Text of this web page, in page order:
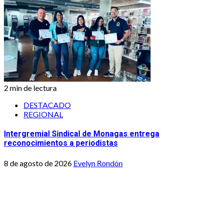
2 min de lectura
DESTACADO
REGIONAL
Intergremial Sindical de Monagas entrega
reconocimientos a periodistas
8 de agosto de 2026 Evelyn Rondón